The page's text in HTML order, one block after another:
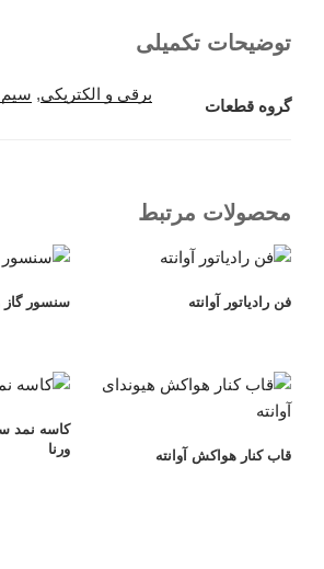
توضیحات تکمیلی
گروه قطعات
برقی و الکتریکی, سیم
محصولات مرتبط
فن رادیاتور آوانته سنسور گاز
قاب کنار هواکش آوانته
کاسه نمد
ورنا